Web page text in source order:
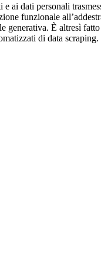
e ai dati personali
funzionale
generativa. È altresì
di data scraping.